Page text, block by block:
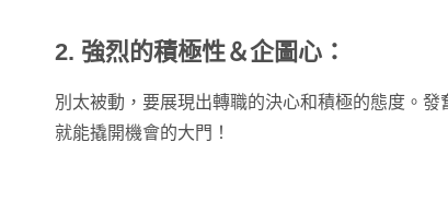
2. 強烈的積極性＆企圖心：
別太被動，要展現出轉職的決心和積極的態度。發
就能撬開機會的大門！